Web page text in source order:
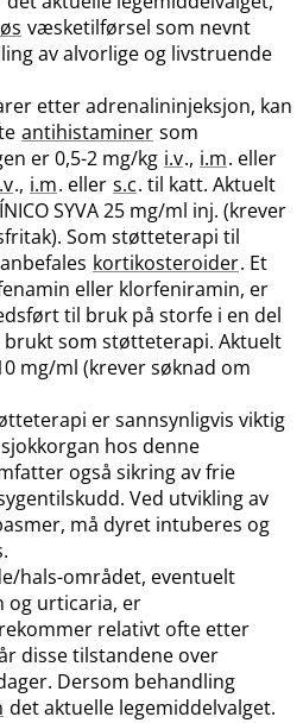
væsketilførsel som nevnt
av alvorlige og livstruende
etter adrenalininjeksjon, kan
antihistaminer som
er 0,5-2 mg/kg i.v., i.m. eller
., i.m. eller s.c. til katt. Aktuelt
SYVA 25 mg/ml inj. (krever
Som støtteterapi til
kortikosteroider. Et
eller klorfeniramin, er
til bruk på storfe i en del
brukt som støtteterapi. Aktuelt
mg/ml (krever søknad om
er sannsynligvis viktig
hos denne
også sikring av frie
Ved utvikling av
må dyret intuberes og
​hals-området, eventuelt
og urticaria, er
relativt ofte etter
disse tilstandene over
Dersom behandling
det aktuelle legemiddelvalget.